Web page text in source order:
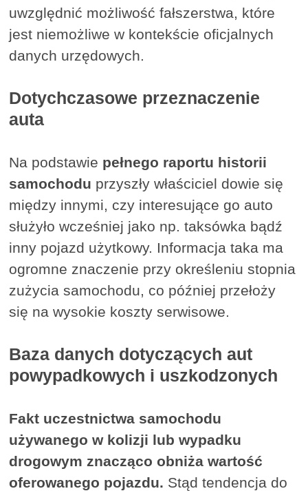
uwzględnić możliwość fałszerstwa, które
jest niemożliwe w kontekście oficjalnych
danych urzędowych.
Dotychczasowe przeznaczenie
auta
Na podstawie pełnego raportu historii
samochodu przyszły właściciel dowie się
między innymi, czy interesujące go auto
służyło wcześniej jako np. taksówka bądź
inny pojazd użytkowy. Informacja taka ma
ogromne znaczenie przy określeniu stopnia
zużycia samochodu, co później przełoży
się na wysokie koszty serwisowe.
Baza danych dotyczących aut
powypadkowych i uszkodzonych
Fakt uczestnictwa samochodu
używanego w kolizji lub wypadku
drogowym znacząco obniża wartość
oferowanego pojazdu. Stąd tendencja do